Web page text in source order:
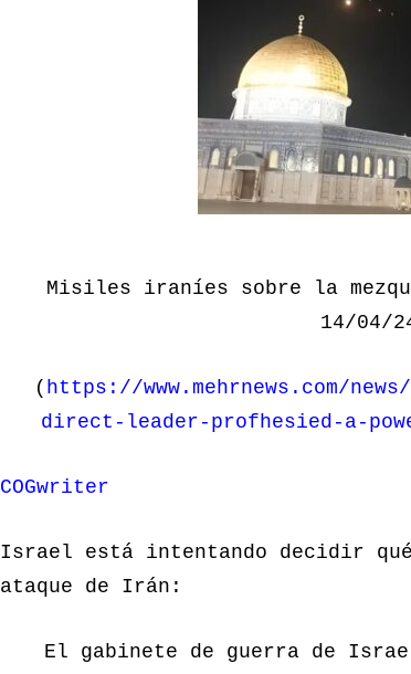
Misiles iraníes sobre la
14/04/
( https://www.mehrnews.com/
direct-leader-profhesied-a-
COGwriter
Israel está intentando decidir
ataque de Irán:
El gabinete de guerra de